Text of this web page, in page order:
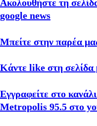
Ακολουθήστε τη
google news
Μπείτε στην παρέα
Κάντε like στη σελίδα
Εγγραφείτε στο
Metropolis 95.5 στο